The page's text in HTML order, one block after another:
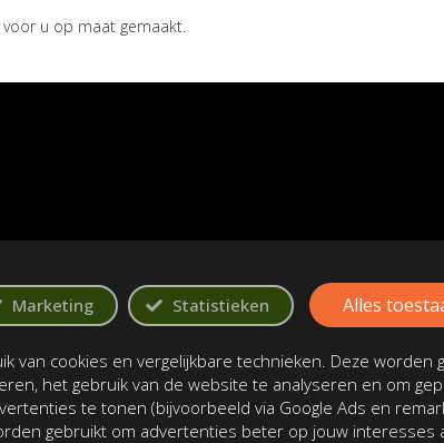
u op maat gemaakt.
Marketing Statistieken
van cookies en vergelijkbare technieken. Deze worden
het gebruik van de website te analyseren en om
te tonen (bijvoorbeeld via Google Ads en
gebruikt om advertenties beter op jouw interesses
Alles